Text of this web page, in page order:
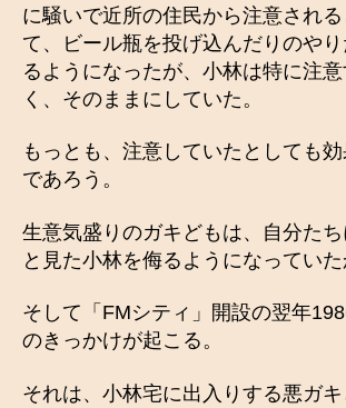
に騒いで近所の住民から注意され
て、ビール瓶を投げ込んだりのや
るようになったが、小林は特に注
く、そのままにしていた。
もっとも、注意していたとしても
であろう。
生意気盛りのガキどもは、自分た
と見た小林を侮るようになっていた
そして「FMシティ」開設の翌年
のきっかけが起こる。
それは、小林宅に出入りする悪ガ